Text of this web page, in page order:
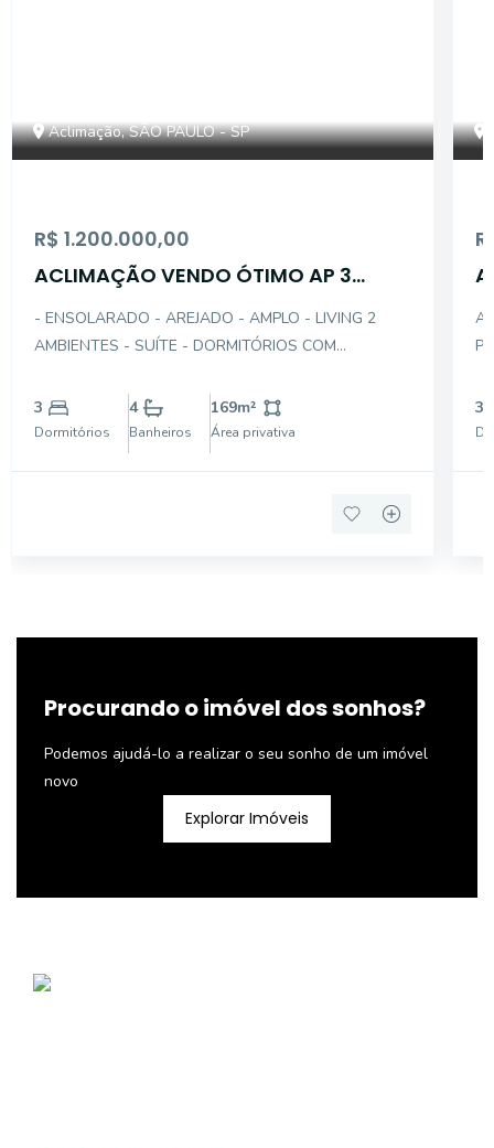
Aclimação, SÃO PAULO - SP
R$ 1.200.000,00
ACLIMAÇÃO VENDO ÓTIMO AP 3
- ENSOLARADO - AREJADO - AMPLO - LIVING 2
AMBIENTES - SUÍTE - DORMITÓRIOS COM
DEMARCADA - EXCELENTE LOC
3
Dormitórios
4
Banheiros
169m²
Área privativa
3
Procurando o imóvel dos sonhos?
Podemos ajudá-lo a realizar o seu sonho de um imóvel
novo
Explorar Imóveis